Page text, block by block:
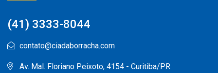
(41) 3333-8044
contato@ciadaborracha.com
Av. Mal. Floriano Peixoto, 4154 - Curitiba/PR